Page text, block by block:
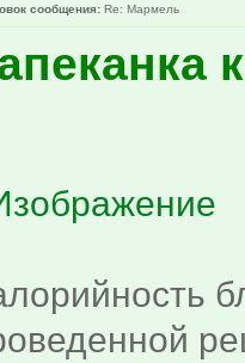
сообщения: Re: Мармель